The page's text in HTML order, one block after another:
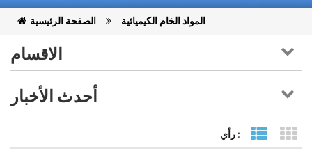
الصفحة الرئيسية المواد الخام الكيميائية
الاقسام
أحدث الأخبار
رأي : القائمة